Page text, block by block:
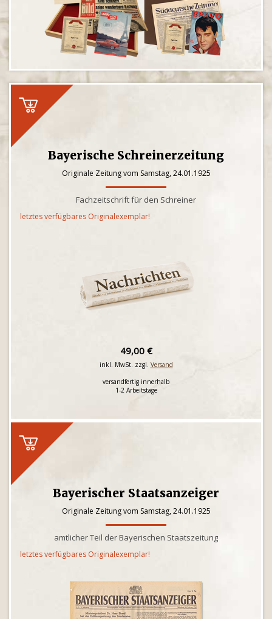
Bayerische Schreinerzeitung
Originale Zeitung vom Samstag, 24.01.1925
Fachzeitschrift für den Schreiner
letztes verfügbares Originalexemplar!
49,00 €
inkl. MwSt. zzgl. Versand
versandfertig innerhalb
1-2 Arbeitstage
Bayerischer Staatsanzeiger
Originale Zeitung vom Samstag, 24.01.1925
amtlicher Teil der Bayerischen Staatszeitung
letztes verfügbares Originalexemplar!